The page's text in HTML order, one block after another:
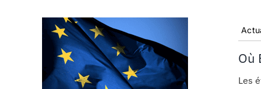
Où
Les